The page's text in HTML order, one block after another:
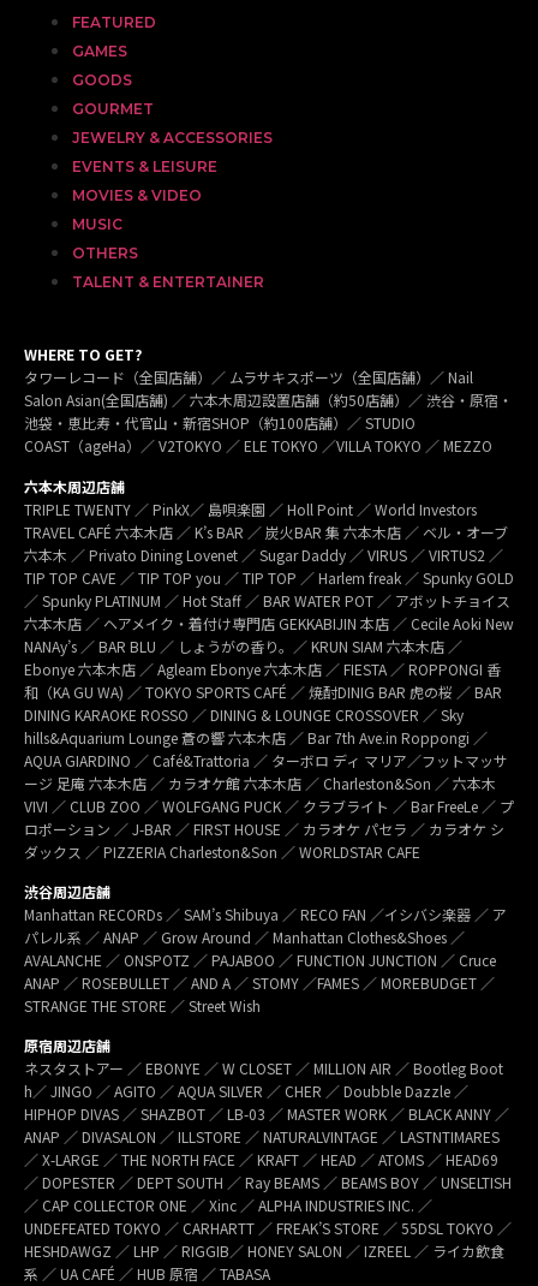
FEATURED
GAMES
GOODS
GOURMET
JEWELRY & ACCESSORIES
EVENTS & LEISURE
MOVIES & VIDEO
MUSIC
OTHERS
TALENT & ENTERTAINER
WHERE TO GET?
タワーレコード（全国店舗）／ ムラサキスポーツ（全国店舗）／ Nail
Salon Asian(全国店舗) ／ 六本木周辺設置店舗（約50店舗）／ 渋谷・原宿・
池袋・恵比寿・代官山・新宿SHOP（約100店舗）／ STUDIO
COAST（ageHa）／ V2TOKYO ／ ELE TOKYO ／VILLA TOKYO ／ MEZZO
六本木周辺店舗
TRIPLE TWENTY ／ PinkX／ 島唄楽園 ／ Holl Point ／ World Investors
TRAVEL CAFÉ 六本木店 ／ K’s BAR ／ 炭火BAR 集 六本木店 ／ ベル・オーブ
六本木 ／ Privato Dining Lovenet ／ Sugar Daddy ／ VIRUS ／ VIRTUS2 ／
TIP TOP CAVE ／ TIP TOP you ／ TIP TOP ／ Harlem freak ／ Spunky GOLD
／ Spunky PLATINUM ／ Hot Staff ／ BAR WATER POT ／ アボットチョイス
六本木店 ／ ヘアメイク・着付け専門店 GEKKABIJIN 本店 ／ Cecile Aoki New
NANAy’s ／ BAR BLU ／ しょうがの香り。／ KRUN SIAM 六本木店 ／
Ebonye 六本木店 ／ Agleam Ebonye 六本木店 ／ FIESTA ／ ROPPONGI 香
和（KA GU WA) ／ TOKYO SPORTS CAFÉ ／ 焼酎DINIG BAR 虎の桜 ／ BAR
DINING KARAOKE ROSSO ／ DINING & LOUNGE CROSSOVER ／ Sky
hills&Aquarium Lounge 蒼の響 六本木店 ／ Bar 7th Ave.in Roppongi ／
AQUA GIARDINO ／ Café&Trattoria ／ ターボロ ディ マリア／フットマッサ
ージ 足庵 六本木店 ／ カラオケ館 六本木店 ／ Charleston&Son ／ 六本木
VIVI ／ CLUB ZOO ／ WOLFGANG PUCK ／ クラブライト ／ Bar FreeLe ／ プ
ロポーション ／ J-BAR ／ FIRST HOUSE ／ カラオケ パセラ ／ カラオケ シ
ダックス ／ PIZZERIA Charleston&Son ／ WORLDSTAR CAFE
渋谷周辺店舗
Manhattan RECORDs ／ SAM’s Shibuya ／ RECO FAN ／イシバシ楽器 ／ ア
パレル系 ／ ANAP ／ Grow Around ／ Manhattan Clothes&Shoes ／
AVALANCHE ／ ONSPOTZ ／ PAJABOO ／ FUNCTION JUNCTION ／ Cruce
ANAP ／ ROSEBULLET ／ AND A ／ STOMY ／FAMES ／ MOREBUDGET ／
STRANGE THE STORE ／ Street Wish
原宿周辺店舗
ネスタストアー ／ EBONYE ／ W CLOSET ／ MILLION AIR ／ Bootleg Boot
h／ JINGO ／ AGITO ／ AQUA SILVER ／ CHER ／ Doubble Dazzle ／
HIPHOP DIVAS ／ SHAZBOT ／ LB-03 ／ MASTER WORK ／ BLACK ANNY ／
ANAP ／ DIVASALON ／ ILLSTORE ／ NATURALVINTAGE ／ LASTNTIMARES
／ X-LARGE ／ THE NORTH FACE ／ KRAFT ／ HEAD ／ ATOMS ／ HEAD69
／ DOPESTER ／ DEPT SOUTH ／ Ray BEAMS ／ BEAMS BOY ／ UNSELTISH
／ CAP COLLECTOR ONE ／ Xinc ／ ALPHA INDUSTRIES INC. ／
UNDEFEATED TOKYO ／ CARHARTT ／ FREAK’S STORE ／ 55DSL TOKYO ／
HESHDAWGZ ／ LHP ／ RIGGIB／ HONEY SALON ／ IZREEL ／ ライカ飲食
系 ／ UA CAFÉ ／ HUB 原宿 ／ TABASA